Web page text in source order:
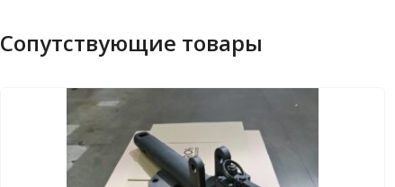
Сопутствующие товары